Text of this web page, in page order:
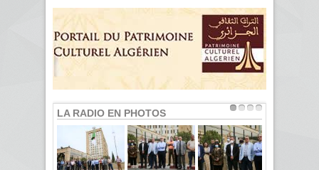
LA RADIO EN PHOTOS